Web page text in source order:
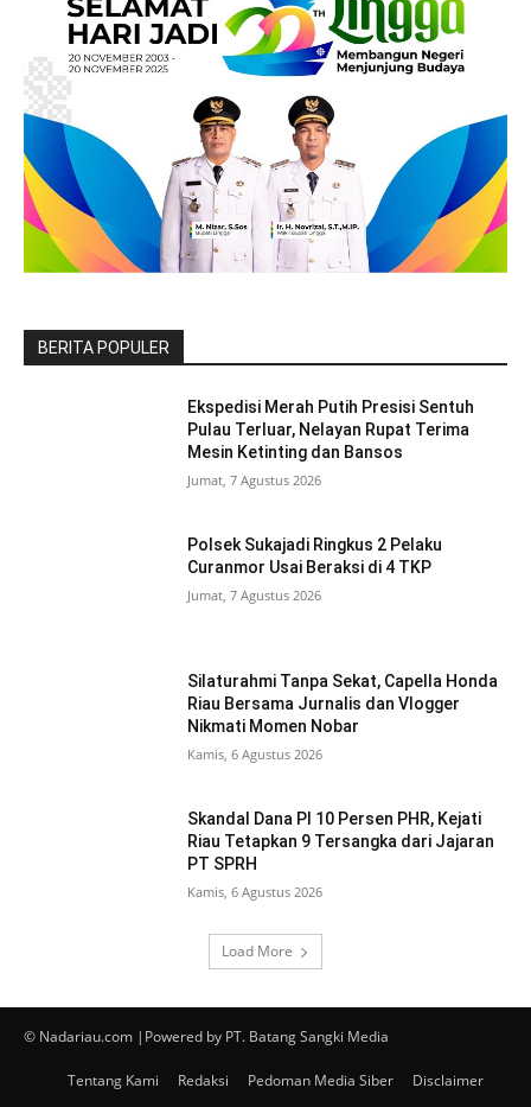
BERITA POPULER
Ekspedisi Merah Putih Presisi Sentuh
Pulau Terluar, Nelayan Rupat Terima
Mesin Ketinting dan Bansos
Jumat, 7 Agustus 2026
Polsek Sukajadi Ringkus 2 Pelaku
Curanmor Usai Beraksi di 4 TKP
Jumat, 7 Agustus 2026
Silaturahmi Tanpa Sekat, Capella Honda
Riau Bersama Jurnalis dan Vlogger
Nikmati Momen Nobar
Kamis, 6 Agustus 2026
Skandal Dana PI 10 Persen PHR, Kejati
Riau Tetapkan 9 Tersangka dari Jajaran
PT SPRH
Kamis, 6 Agustus 2026
Load More
© Nadariau.com |Powered by PT. Batang Sangki Media
Tentang Kami Redaksi Pedoman Media Siber Disclaimer